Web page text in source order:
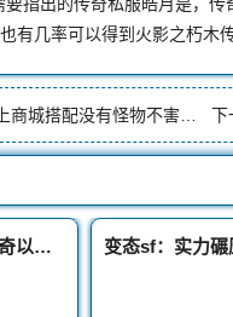
有几率可以得到火影之朽木
城搭配没有怪物不害怕的 下
通过这些活动可变态传奇以获得大量奖励